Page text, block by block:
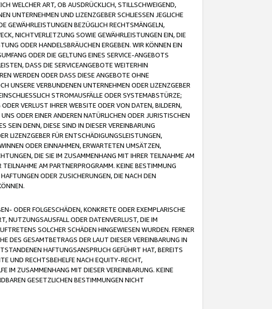
WELCHER ART, OB AUSDRÜCKLICH, STILLSCHWEIGEND,
UNTERNEHMEN UND LIZENZGEBER SCHLIESSEN JEGLICHE
GEWÄHRLEISTUNGEN BEZÜGLICH RECHTSMÄNGELN,
NICHTVERLETZUNG SOWIE GEWÄHRLEISTUNGEN EIN, DIE
ODER HANDELSBRÄUCHEN ERGEBEN. WIR KÖNNEN EIN
ODER DIE GELTUNG EINES SERVICE-ANGEBOTS
DASS DIE SERVICEANGEBOTE WEITERHIN
WERDEN ODER DASS DIESE ANGEBOTE OHNE
UNSERE VERBUNDENEN UNTERNEHMEN ODER LIZENZGEBER
STROMAUSFÄLLE ODER SYSTEMABSTÜRZE;
VERLUST IHRER WEBSITE ODER VON DATEN, BILDERN,
ODER EINER ANDEREN NATÜRLICHEN ODER JURISTISCHEN
SEIN DENN, DIESE SIND IN DIESER VEREINBARUNG
LIZENZGEBER FÜR ENTSCHÄDIGUNGSLEISTUNGEN,
ODER EINNAHMEN, ERWARTETEN UMSÄTZEN,
DIE SIE IM ZUSAMMENHANG MIT IHRER TEILNAHME AM
AM PARTNERPROGRAMM. KEINE BESTIMMUNG
ODER ZUSICHERUNGEN, DIE NACH DEN
ODER FOLGESCHÄDEN, KONKRETE ODER EXEMPLARISCHE
NUTZUNGSAUSFALL ODER DATENVERLUST, DIE IM
SOLCHER SCHÄDEN HINGEWIESEN WURDEN. FERNER
DES GESAMTBETRAGS DER LAUT DIESER VEREINBARUNG IN
HAFTUNGSANSPRUCH GEFÜHRT HAT, BEREITS
UND RECHTSBEHELFE NACH EQUITY-RECHT,
IM ZUSAMMENHANG MIT DIESER VEREINBARUNG. KEINE
GESETZLICHEN BESTIMMUNGEN NICHT